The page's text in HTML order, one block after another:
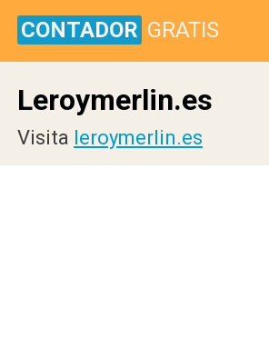
CONTADOR GRATIS
Leroymerlin.es
Visita leroymerlin.es